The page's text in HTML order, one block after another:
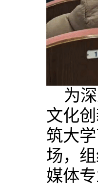
为
文化
筑大
场，
媒体